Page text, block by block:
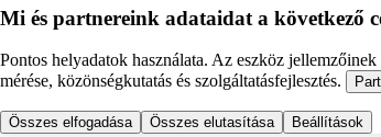
Mi és partnereink adataidat a következő
Pontos helyadatok használata. Az eszköz
mérése, közönségkutatás és szolgáltatásfejlesztés.
Összes elfogadása Összes elutasítása Beállítások